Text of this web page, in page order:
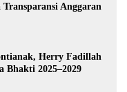
Anggaran
Herry Fadillah
Bhakti 2025–2029